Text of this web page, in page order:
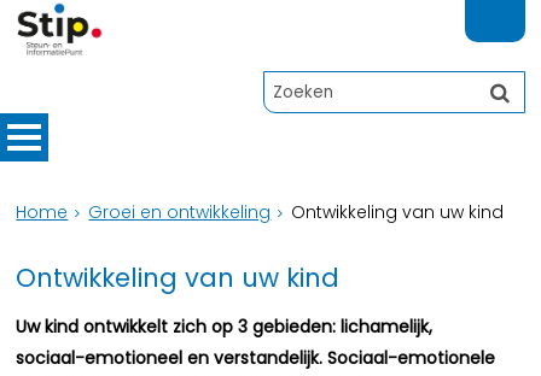
Home Groei en ontwikkeling Ontwikkeling van uw kind
Ontwikkeling van uw kind
Uw kind ontwikkelt zich op 3 gebieden: lichamelijk,
sociaal-emotioneel en verstandelijk. Sociaal-emotionele